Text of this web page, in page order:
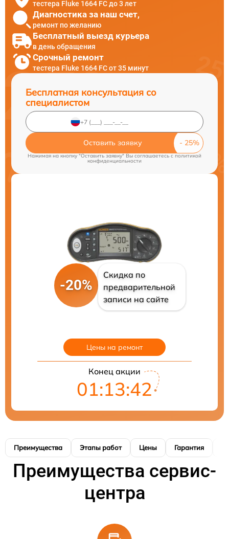
тестера Fluke 1664 FC до 3 лет
Диагностика за наш счет,
ремонт по желанию
Бесплатный выезд курьера
в день обращения
Срочный ремонт
тестера Fluke 1664 FC от 35 минут
Бесплатная консультация со
специалистом
Оставить заявку
Нажимая на кнопку "Оставить заявку" Вы соглашаетесь cполитикой
конфиденциальности
-20%
Скидка по
предварительной
записи на сайте
Цены на ремонт
Конец акции
01:13:41
Преимущества Этапы работ Цены Гарантия
Преимущества сервис-
центра